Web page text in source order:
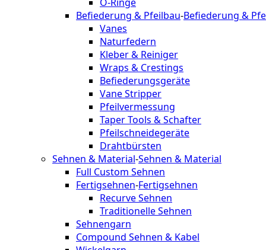
Befiederung & Pfeilbau-Befiederung &
Vanes
Naturfedern
Kleber & Reiniger
Wraps & Crestings
Befiederungsgeräte
Vane Stripper
Pfeilvermessung
Taper Tools & Schafter
Pfeilschneidegeräte
Drahtbürsten
Sehnen & Material-Sehnen & Material
Full Custom Sehnen
Fertigsehnen-Fertigsehnen
Recurve Sehnen
Traditionelle Sehnen
Sehnengarn
Compound Sehnen & Kabel